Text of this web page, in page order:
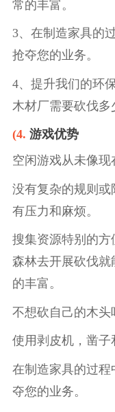
常的丰富。
3、在制造家具的
抢夺您的业务。
4、提升我们的环
木材厂需要砍伐多
(4. 游戏优势
空闲游戏从未像现
没有复杂的规则
有压力和麻烦。
搜集资源特别的
森林去开展砍伐就
的丰富。
不想砍自己的木头
使用剥皮机，凿子
在制造家具的过
夺您的业务。